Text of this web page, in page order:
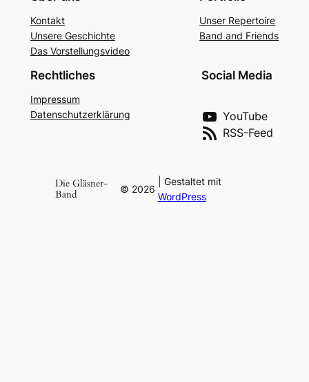
Kon­takt
Unse­re Geschich­te
Das Vor­stel­lungs­vi­deo
Unser Reper­toire
Band and Fri­ends
Rechtliches
Impres­sum
Daten­schutz­er­klä­rung
Social Media
YouTube
RSS-Feed
Die Gläsner-
Band
© 2026
| Gestaltet mit
WordPress